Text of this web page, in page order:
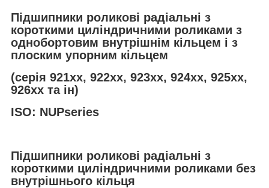
Підшипники роликові радіальні з
короткими циліндричними роликами з
однобортовим внутрішнім кільцем і з
плоским упорним кільцем
(серія 921хх, 922хх, 923хх, 924хх, 925хх,
926хх та ін)
ISO: NUPseries
Підшипники роликові радіальні з
короткими циліндричними роликами без
внутрішнього кільця